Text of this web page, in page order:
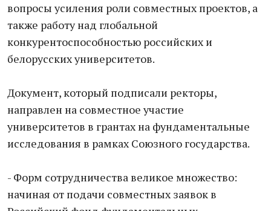
вопросы усиления роли совместных проектов, а
также работу над глобальной
конкурентоспособностью российских и
белорусских университетов.
Документ, который подписали ректоры,
направлен на совместное участие
университетов в грантах на фундаментальные
исследования в рамках Союзного государства.
- Форм сотрудничества великое множество:
начиная от подачи совместных заявок в